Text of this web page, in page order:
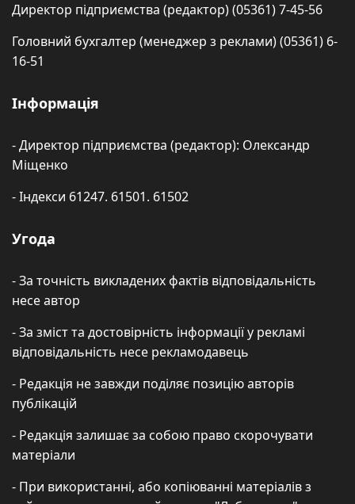
Директор підприємства (редактор) (05361) 7-45-56
Головний бухгалтер (менеджер з реклами) (05361) 6-
16-51
Інформація
- Директор підприємства (редактор): Олександр
Міщенко
- Індекси 61247. 61501. 61502
Угода
- За точність викладених фактів відповідальність
несе автор
- За зміст та достовірність інформації у рекламі
відповідальність несе рекламодавець
- Редакція не завжди поділяє позицію авторів
публікацій
- Редакція залишає за собою право скорочувати
матеріали
- При використанні, або копіюванні матеріалів з